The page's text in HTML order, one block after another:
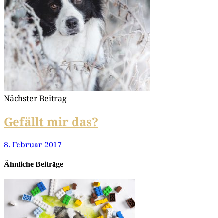
Nächster Beitrag
Gefällt mir das?
8. Februar 2017
Ähnliche Beiträge